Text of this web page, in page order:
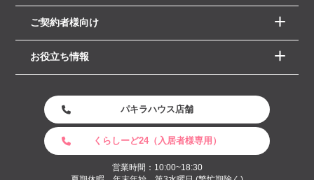
ご契約者様向け
お役立ち情報
パキラハウス店舗
くらしーど24（入居者様専用）
営業時間：10:00~18:30